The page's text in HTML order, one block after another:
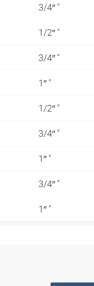
3/4″ "
1/2″ "
3/4″ "
1″ "
1/2″ "
3/4″ "
1″ "
3/4″ "
1″ "